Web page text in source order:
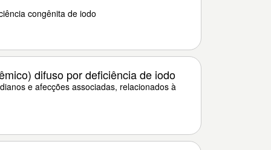
congênita de iodo
difuso por deficiência de iodo
e afecções associadas, relacionados à